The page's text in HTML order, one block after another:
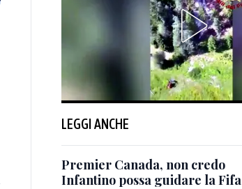
LEGGI ANCHE
Premier Canada, non credo
Infantino possa guidare la Fifa